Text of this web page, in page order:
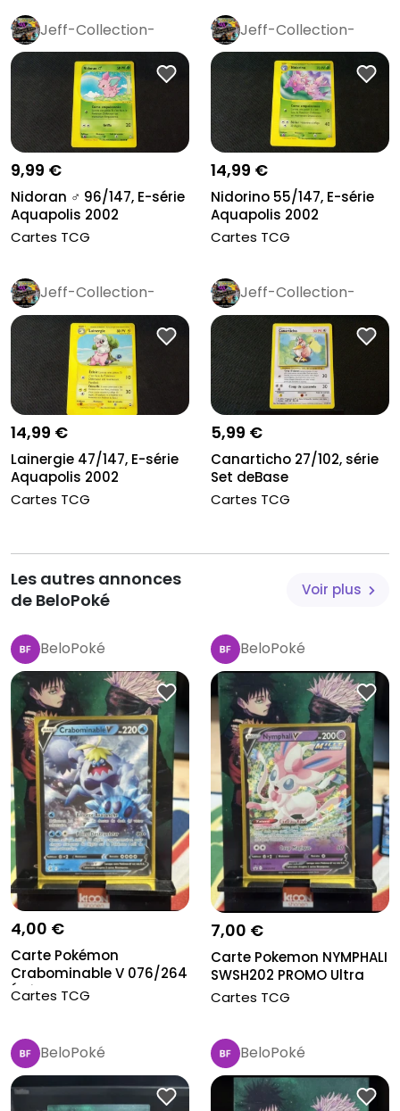
Jeff-Collection-
Rétro Pro
9,99 €
Nidoran ♂ 96/147, E-série
Aquapolis 2002
Cartes TCG
Jeff-Collection-
Rétro Pro
14,99 €
Nidorino 55/147, E-série
Aquapolis 2002
Cartes TCG
Jeff-Collection-
Rétro Pro
14,99 €
Lainergie 47/147, E-série
Aquapolis 2002
Cartes TCG
Jeff-Collection-
Rétro Pro
5,99 €
Canarticho 27/102, série
Set deBase
Cartes TCG
Les autres annonces
de BeloPoké
Voir plus
BeloPoké
4,00 €
Carte Pokémon
Crabominable V 076/264
Épée & Boucli...
Cartes TCG
BeloPoké
7,00 €
Carte Pokemon NYMPHALI
SWSH202 PROMO Ultra
Rare V...
Cartes TCG
BeloPoké BeloPoké